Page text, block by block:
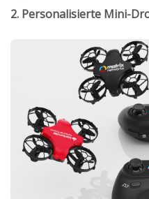
2. Personalisierte Mini-